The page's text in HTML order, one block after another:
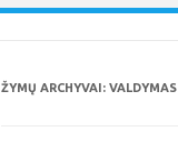
ŽYMŲ ARCHYVAI: VALDYMAS